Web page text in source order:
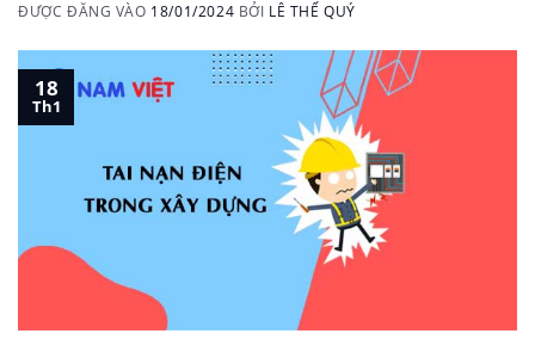
ĐƯỢC ĐĂNG VÀO 18/01/2024 BỞI LÊ THẾ QUÝ
18
Th1